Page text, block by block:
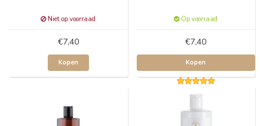
Niet op voorraad
€7,40
Kopen
Op voorraad
€7,40
Kopen